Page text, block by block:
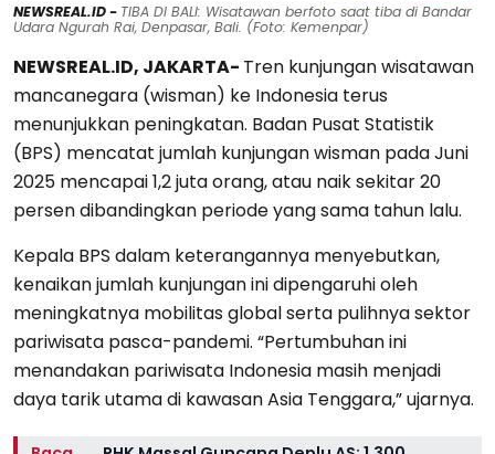
NEWSREAL.ID - TIBA DI BALI: Wisatawan berfoto saat tiba di Bandar
Udara Ngurah Rai, Denpasar, Bali. (Foto: Kemenpar)
NEWSREAL.ID, JAKARTA- Tren kunjungan wisatawan
mancanegara (wisman) ke Indonesia terus
menunjukkan peningkatan. Badan Pusat Statistik
(BPS) mencatat jumlah kunjungan wisman pada Juni
2025 mencapai 1,2 juta orang, atau naik sekitar 20
persen dibandingkan periode yang sama tahun lalu.
Kepala BPS dalam keterangannya menyebutkan,
kenaikan jumlah kunjungan ini dipengaruhi oleh
meningkatnya mobilitas global serta pulihnya sektor
pariwisata pasca-pandemi. “Pertumbuhan ini
menandakan pariwisata Indonesia masih menjadi
daya tarik utama di kawasan Asia Tenggara,” ujarnya.